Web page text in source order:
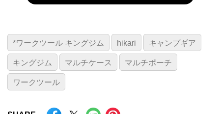
*ワークツール キングジム hikari キャンプギア
キングジム マルチケース マルチポーチ
ワークツール